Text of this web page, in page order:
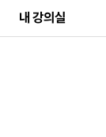
내 강의실